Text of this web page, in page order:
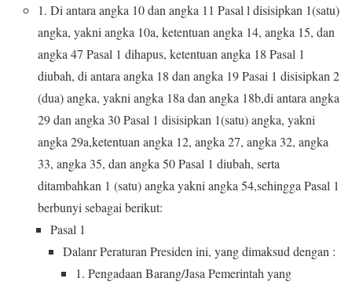
1. Di antara angka 10 dan angka 11 Pasal l disisipkan 1(satu)
angka, yakni angka 10a, ketentuan angka 14, angka 15, dan
angka 47 Pasal 1 dihapus, ketentuan angka 18 Pasal 1
diubah, di antara angka 18 dan angka 19 Pasai 1 disisipkan 2
(dua) angka, yakni angka 18a dan angka 18b,di antara angka
29 dan angka 30 Pasal 1 disisipkan 1(satu) angka, yakni
angka 29a,ketentuan angka 12, angka 27, angka 32, angka
33, angka 35, dan angka 50 Pasal 1 diubah, serta
ditambahkan 1 (satu) angka yakni angka 54,sehingga Pasal 1
berbunyi sebagai berikut:
Pasal 1
Dalanr Peraturan Presiden ini, yang dimaksud dengan :
1. Pengadaan Barang/Jasa Pemerintah yang